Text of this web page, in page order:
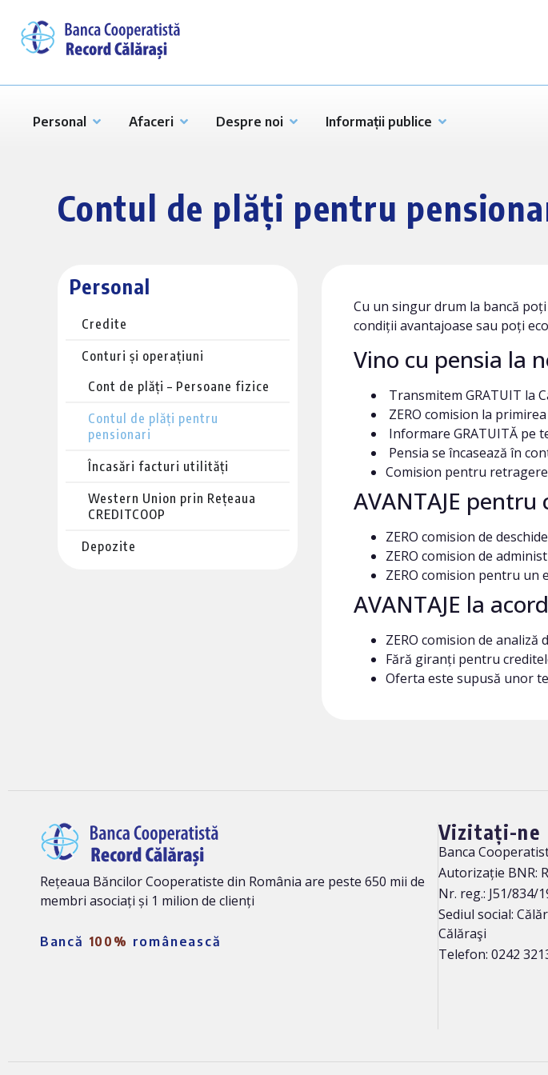
Personal Afaceri Despre noi Informații publice
Contul de plăți pentru
Personal
Credite
Conturi și operațiuni
Cont de plăți – Persoane fizice
Contul de plăți pentru
pensionari
Încasări facturi utilități
Western Union prin Rețeaua
CREDITCOOP
Depozite
Cu un singur drum la bancă
condiții avantajoase sau poți
Vino cu pensia la
Transmitem GRATUIT la
ZERO comision la
Informare GRATUITĂ pe
Pensia se încasează în
Comision pentru
AVANTAJE
ZERO comision de
ZERO comision de
ZERO comision pentru un
AVANTAJE la
ZERO comision de
Fără giranți pentru
Oferta este supusă unor
Rețeaua Băncilor Cooperatiste din România are peste 650 mii de
membri asociați și 1 milion de clienți
Bancă 100% românească
Vizitați-ne
Banca
Autorizație BNR:
Nr. reg.: J51/834/
Sediul social:
Călăraşi
Telefon: 0242